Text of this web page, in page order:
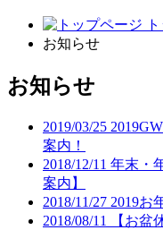
お知らせ
お知らせ
2019/03/25
案内！
2018/12/11 年末・
案内】
2018/11/27 2019お
2018/08/11
【お盆